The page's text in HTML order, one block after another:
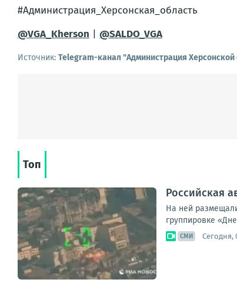
#Администрация_Херсонская_область
@VGA_Kherson
@SALDO_VGA
Источник: Telegram-канал "Администрация Херсонской
Топ
Российская
На ней
группировке
СМИ Сегодня,